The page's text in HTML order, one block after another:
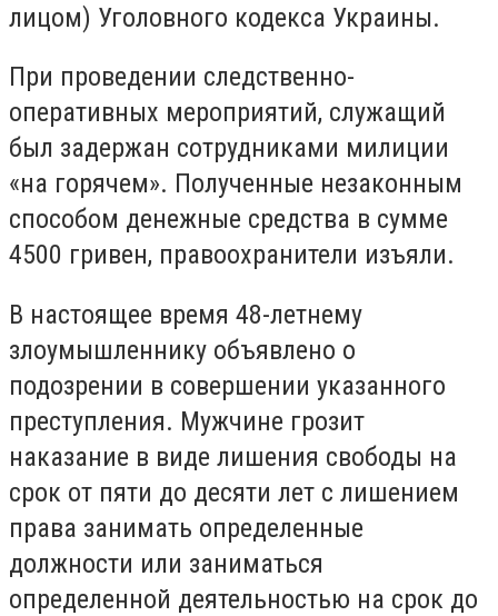
лицом) Уголовного кодекса Украины.
При проведении следственно-
оперативных мероприятий, служащий
был задержан сотрудниками милиции
«на горячем». Полученные незаконным
способом денежные средства в сумме
4500 гривен, правоохранители изъяли.
В настоящее время 48-летнему
злоумышленнику объявлено о
подозрении в совершении указанного
преступления. Мужчине грозит
наказание в виде лишения свободы на
срок от пяти до десяти лет с лишением
права занимать определенные
должности или заниматься
определенной деятельностью на срок до